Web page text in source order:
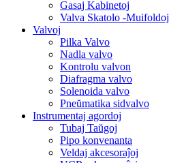
Gasaj Kabinetoj
Valva Skatolo -Muifoldoj
Valvoj
Pilka Valvo
Nadla valvo
Kontrolu valvon
Diafragma valvo
Solenoida valvo
Pneŭmatika sidvalvo
Instrumentaj agordoj
Tubaj Taŭgoj
Pipo konvenanta
Veldaj akcesoraĵoj